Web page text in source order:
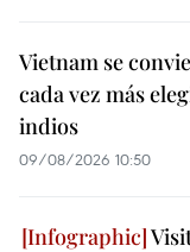
Vietnam se
cada vez más
indios
09/08/2026 10:50